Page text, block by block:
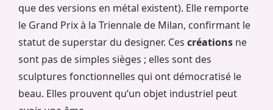
que des versions en métal existent). Elle remporte
le Grand Prix à la Triennale de Milan, confirmant le
statut de superstar du designer. Ces créations ne
sont pas de simples sièges ; elles sont des
sculptures fonctionnelles qui ont démocratisé le
beau. Elles prouvent qu’un objet industriel peut